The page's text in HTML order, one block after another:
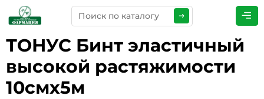
ТОНУС Бинт эластичный
высокой растяжимости
10смх5м
ПРЕДСТАВЬТЕСЬ *